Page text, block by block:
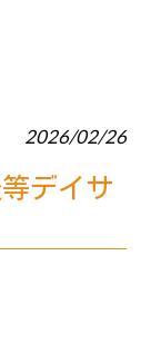
2026/02/26
デイサ